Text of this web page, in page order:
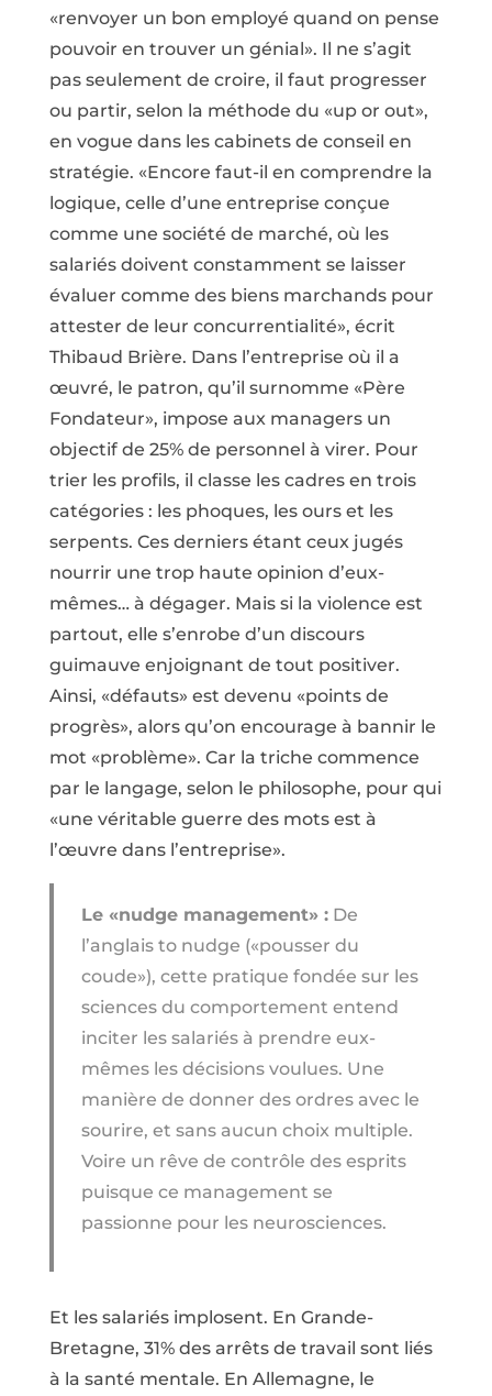
«renvoyer un bon employé quand on pense
pouvoir en trouver un génial». Il ne s’agit
pas seulement de croire, il faut progresser
ou partir, selon la méthode du «up or out»,
en vogue dans les cabinets de conseil en
stratégie. «Encore faut-il en comprendre la
logique, celle d’une entreprise conçue
comme une société de marché, où les
salariés doivent constamment se laisser
évaluer comme des biens marchands pour
attester de leur concurrentialité», écrit
Thibaud Brière. Dans l’entreprise où il a
œuvré, le patron, qu’il surnomme «Père
Fondateur», impose aux managers un
objectif de 25% de personnel à virer. Pour
trier les profils, il classe les cadres en trois
catégories : les phoques, les ours et les
serpents. Ces derniers étant ceux jugés
nourrir une trop haute opinion d’eux-
mêmes… à dégager. Mais si la violence est
partout, elle s’enrobe d’un discours
guimauve enjoignant de tout positiver.
Ainsi, «défauts» est devenu «points de
progrès», alors qu’on encourage à bannir le
mot «problème». Car la triche commence
par le langage, selon le philosophe, pour qui
«une véritable guerre des mots est à
l’œuvre dans l’entreprise».
Le «nudge management» :De
l’anglais to nudge («pousser du
coude»), cette pratique fondée sur les
sciences du comportement entend
inciter les salariés à prendre eux-
mêmes les décisions voulues. Une
manière de donner des ordres avec le
sourire, et sans aucun choix multiple.
Voire un rêve de contrôle des esprits
puisque ce management se
passionne pour les neurosciences.
Et les salariés implosent. En Grande-
Bretagne, 31% des arrêts de travail sont liés
à la santé mentale. En Allemagne, le